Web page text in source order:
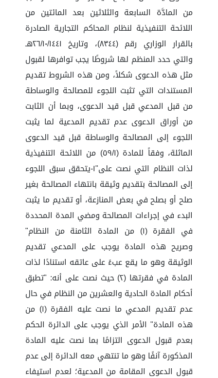
من المادَّة السابعة والثلاثين بعد المائتين من
اللائحة التنفيذية لنظام المحاكم التجارية الصادرة
بالقرار الوزاري رقم (٨٣٤٤)، وتاريخ ٢٦/١٠/١٤٤١هـ
والتي حدد المنظم لها شروطًا يجب توافرها لقبول
مثل هذه الدعوى شكلاً، ومن هذه الشروط تقديم
المستندات التي تثبت اللجوء للمصالحة والوساطة
من قبل المدعي قبل قيد الدعوى، وبما أن الثابت
من أوراق الدعوى عدم تقديم المدعية لما يثبت
اللجوء إلى المصالحة والوساطة قبل قيد الدعوى
الماثلة، وفقاً للمادة (٥٩/١) من اللائحة التنفيذية
لذات النظام التي نصت على"١-يتحقق سبق اللجوء
إلى المصالحة بتقديم وثيقة بانتهاء المصالحة بغير
صلح أو بصلح في بعض المنازعة، أو تقديم ما يثبت
البدء في إجراءات المصالحة ومضي المدة المحددة
في الفقرة (١) من المادة الثامنة من النظام"
وصريح هذه المادة يوجب على المدعي تقديم
الوثيقة وهو ما يقع عبءً على عاتقه استنادًا لذات
المادة في فقرتها (۲) حيث نصت على أنه: "تطبق
أحكام المادة الحادية والعشرين من النظام في حال
عدم تقديم المدعي ما نصت عليه الفقرة (۱) من
هذه المادة" الأمر الذي يوجب على الدائرة الحكم
بعدم قبول الدعوى التزامًا بما نصت عليه المادة
المذكورة آنفًا وهو ما تنتهي معه الدائرة إلى عدم
قبول الدعوى المقامة من المدعية؛ لعدم استيفاء